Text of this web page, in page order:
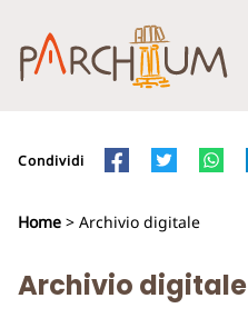
Condividi
Home > Archivio digitale
Archivio digitale